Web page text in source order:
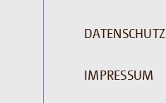
DATENSCHUTZ
IMPRESSUM